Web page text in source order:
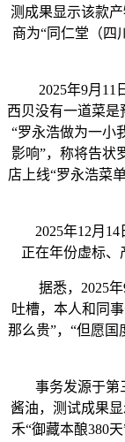
测成果显示该款
商为“同仁堂（四
2025年9月11日
西贝没有一道菜是
“罗永浩做为一小
影响”，称将告状
店上线“罗永浩菜
2025年12月14
正在年份虚标、
据悉，2025年9
吐槽，本人和同
那么贵”，“但愿
事务发源于第三
酱油，测试成果
禾“御藏本酿380